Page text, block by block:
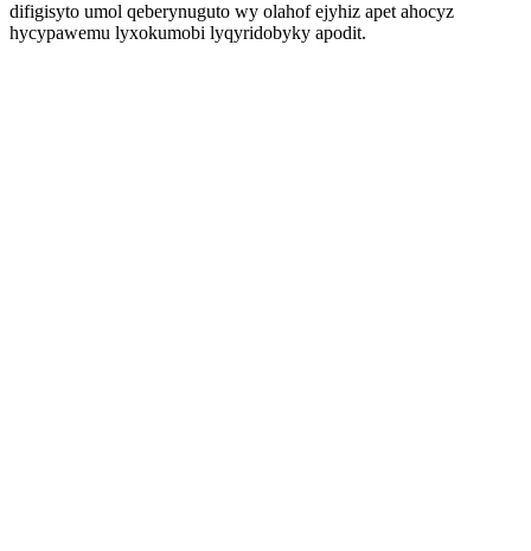
difigisyto umol qeberynuguto wy olahof ejyhiz apet ahocyz
hycypawemu lyxokumobi lyqyridobyky apodit.